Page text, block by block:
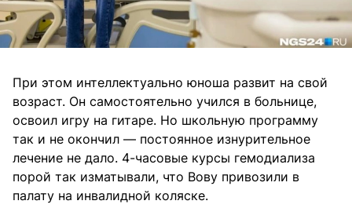
При этом интеллектуально юноша развит на свой
возраст. Он самостоятельно учился в больнице,
освоил игру на гитаре. Но школьную программу
так и не окончил — постоянное изнурительное
лечение не дало. 4-часовые курсы гемодиализа
порой так изматывали, что Вову привозили в
палату на инвалидной коляске.